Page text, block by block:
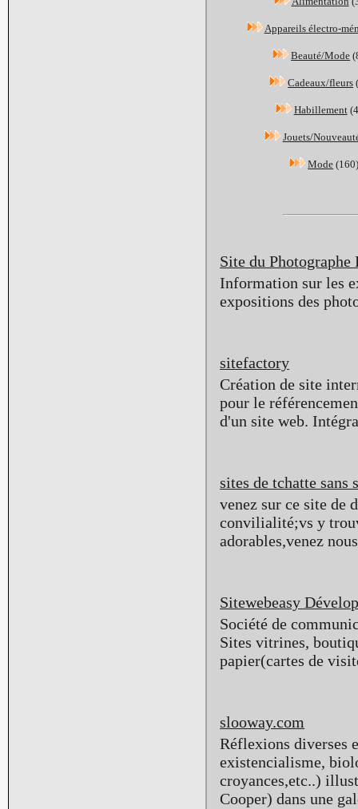
Appareils électro-
Beauté/Mode
Cadeaux/fleurs
Habillement
Jouets/
Mode
Site du
Information sur les
expositions des
sitefactory
Création de site
pour le
d'un site web.
sites de tchatte sans
venez sur ce site de
convilialité;vs y
adorables,venez
Sitewebeasy
Société de
Sites vitrines,
papier(cartes de
slooway.com
Réflexions diverses
existencialisme,
croyances,etc..)
Cooper) dans une